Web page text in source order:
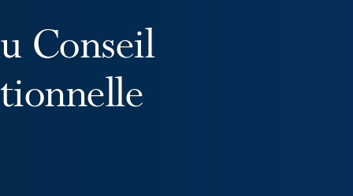
Conseil